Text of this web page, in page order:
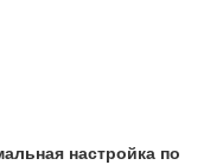
настройка по